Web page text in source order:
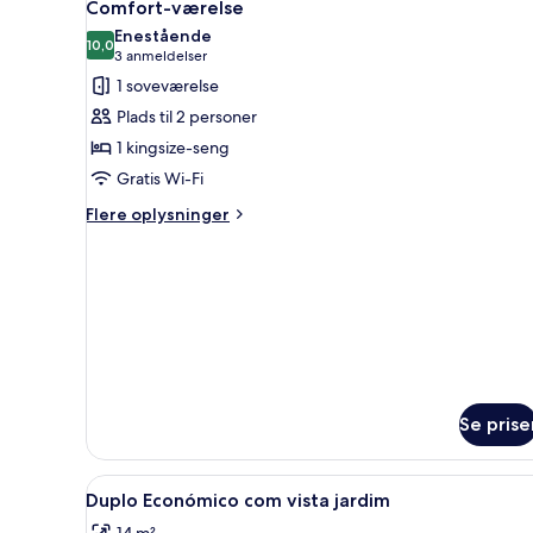
alle
billeder
af
Comfort-
værelse
Comfort-værelse
10,010,0 ud af 10
Enestående
3 anmeldelser
(3
anmeldelser)
1 soveværelse
Plads til 2 personer
1 kingsize-seng
Gratis Wi-Fi
Flere oplysninger
Flere
Se
Indlæs
alle
Skrivebord, gratis Wi-Fi,
3
Duplo Económico com vista jardim